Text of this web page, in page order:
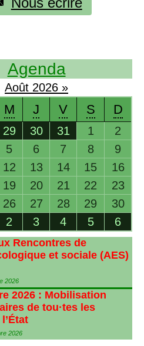
Agenda
Août 2026 »
M J V S D
29 30 31 1
2
5 6 7 8
9
12 13 14 15
16
19 20 21 22
23
26 27 28 29
30
2 3 4 5 6
Rencontres de
et sociale (AES)
2026
2026 : Mobilisation
de tou·tes les
2026